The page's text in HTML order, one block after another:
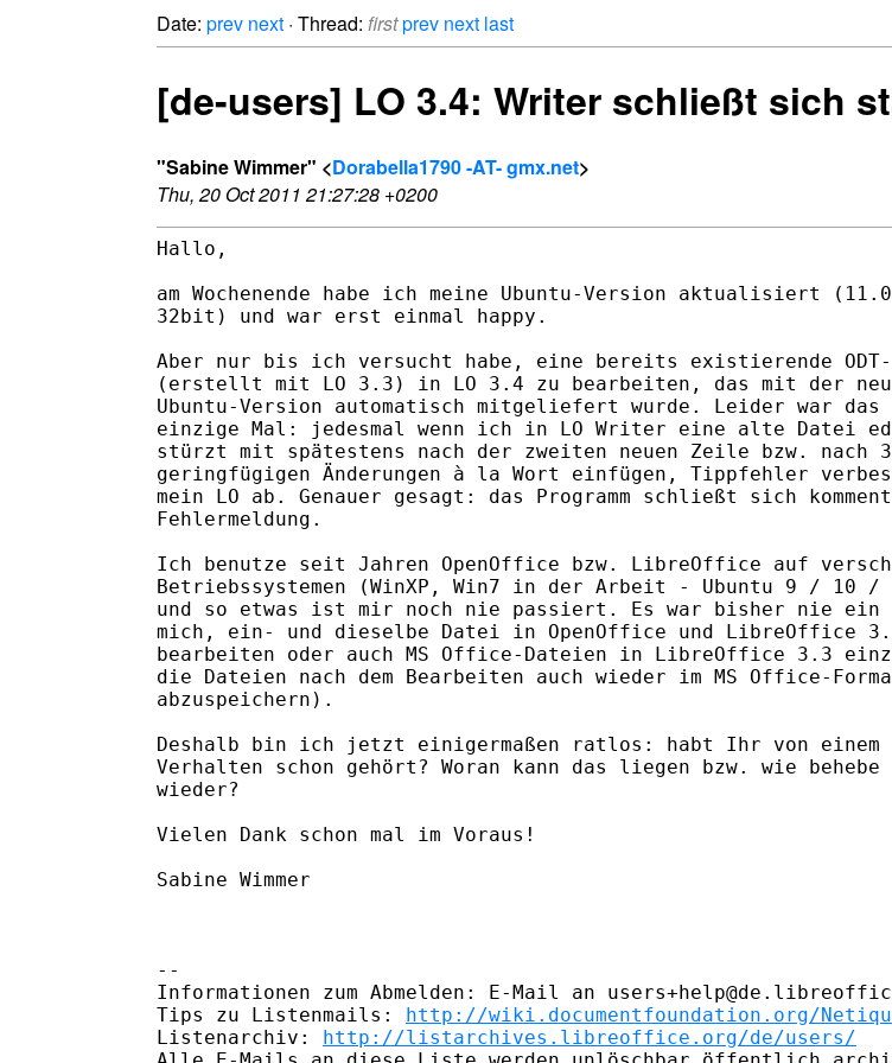
Date: prev next · Thread: firstprev next last
[de-users] LO 3.4: Writer schließt sich
"Sabine Wimmer" <Dorabella1790 -AT- gmx.net>
Thu, 20 Oct 2011 21:27:28 +0200
Hallo,
am Wochenende habe ich meine Ubuntu-Version aktualisiert
32bit) und war erst einmal happy.
Aber nur bis ich versucht habe, eine bereits existierende
(erstellt mit LO 3.3) in LO 3.4 zu bearbeiten, das mit der
Ubuntu-Version automatisch mitgeliefert wurde. Leider war
einzige Mal: jedesmal wenn ich in LO Writer eine alte Datei
stürzt mit spätestens nach der zweiten neuen Zeile bzw. nach
geringfügigen Änderungen à la Wort einfügen, Tippfehler
mein LO ab. Genauer gesagt: das Programm schließt sich
Fehlermeldung.
Ich benutze seit Jahren OpenOffice bzw. LibreOffice auf
Betriebssystemen (WinXP, Win7 in der Arbeit - Ubuntu 9 / 10 /
und so etwas ist mir noch nie passiert. Es war bisher nie ein
mich, ein- und dieselbe Datei in OpenOffice und LibreOffice
bearbeiten oder auch MS Office-Dateien in LibreOffice 3.3
die Dateien nach dem Bearbeiten auch wieder im MS Office-
abzuspeichern).
Deshalb bin ich jetzt einigermaßen ratlos: habt Ihr von einem
Verhalten schon gehört? Woran kann das liegen bzw. wie
wieder?
Vielen Dank schon mal im Voraus!
Sabine Wimmer
--
Informationen zum Abmelden: E-Mail an
Tips zu Listenmails: http://wiki.documentfoundation.org/
Listenarchiv: http://listarchives.libreoffice.org/de/users/